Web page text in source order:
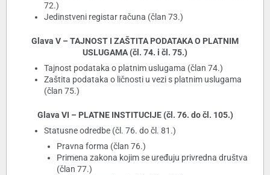
72.)
Jedinstveni registar računa (član 73.)
Glava V – TAJNOST I ZAŠTITA PODATAKA O PLATNIM
USLUGAMA (čl. 74. i čl. 75.)
Tajnost podataka o platnim uslugama (član 74.)
Zaštita podataka o ličnosti u vezi s platnim uslugama
(član 75.)
Glava VI – PLATNE INSTITUCIJE (čl. 76. do čl. 105.)
Statusne odredbe (čl. 76. do čl. 81.)
Pravna forma (član 76.)
Primena zakona kojim se uređuju privredna društva
(član 77.)